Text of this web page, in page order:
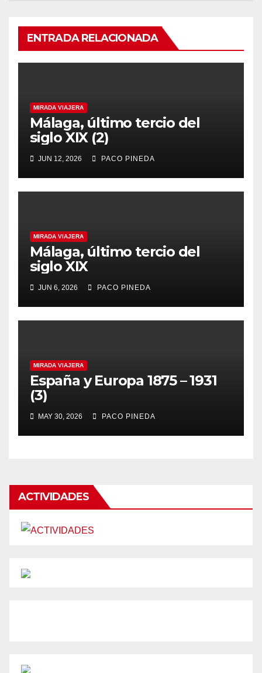
ENTRADA RELACIONADA
MIRADA VIAJERA
Málaga, último tercio del
siglo XIX (2)
JUN 12, 2026 PACO PINEDA
MIRADA VIAJERA
Málaga, último tercio del
siglo XIX
JUN 6, 2026 PACO PINEDA
MIRADA VIAJERA
España y Europa 1875 – 1931
(3)
MAY 30, 2026 PACO PINEDA
ACTIVIDADES